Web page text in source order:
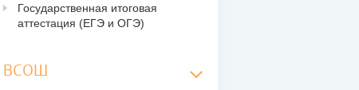
Государственная итоговая
аттестация (ЕГЭ и ОГЭ)
ВСОШ